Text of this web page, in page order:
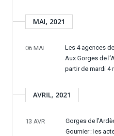
MAI, 2021
06 MAI
Les 4 agences
Aux Gorges de
partir de mardi 4
AVRIL, 2021
13 AVR
Gorges de
Gournier : les